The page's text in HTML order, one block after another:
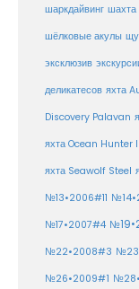
шаркдайвинг шахта
шёлковые акулы
эксклюзив
деликатесов яхта
Discovery Palavan
яхта Ocean Hunter
яхта Seawolf Steel
№13•2006#11
№17•2007#4
№22•2008#3
№26•2009#1